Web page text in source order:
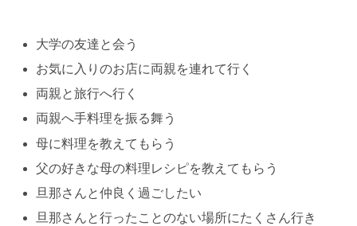
大学の友達と会う
お気に入りのお店に両親を連れて行く
両親と旅行へ行く
両親へ手料理を振る舞う
母に料理を教えてもらう
父の好きな母の料理レシピを教えてもらう
旦那さんと仲良く過ごしたい
旦那さんと行ったことのない場所にたくさん行き